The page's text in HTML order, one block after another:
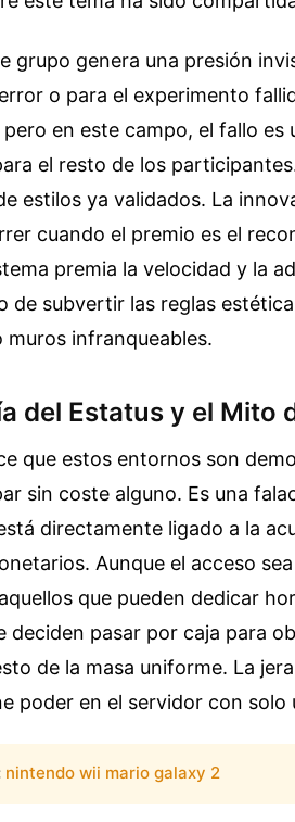
grupo genera una presión
o para el experimento
en este campo, el fallo es
el resto de los
estilos ya validados. La
cuando el premio es el
premia la velocidad y la
de subvertir las reglas
infranqueables.
del Estatus y el Mito
que estos entornos son
sin coste alguno. Es una
directamente ligado a la
Aunque el acceso
que pueden dedicar
deciden pasar por caja para
de la masa uniforme. La
poder en el servidor con solo
nintendo wii mario galaxy 2